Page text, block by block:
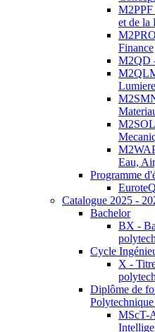
M2PPF
et de la
Finance
M2QD
Eau,
Programme
Catalogue 2025 -
Bachelor
BX -
Cycle
X -
Diplôme de
MScT-